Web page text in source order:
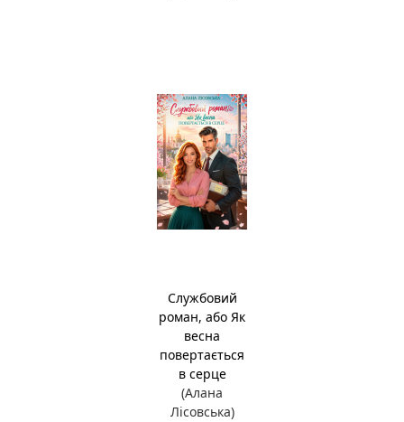
Службовий
роман, або Як
весна
повертається
в серце
(Алана
Лісовська)